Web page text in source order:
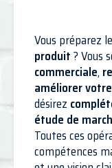
Vous préparez le
produit? Vous
commerciale,
améliorer
désirez
étude de
Toutes ces
compétences